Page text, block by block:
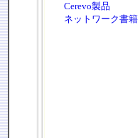
Cerevo製品
ネットワーク書籍